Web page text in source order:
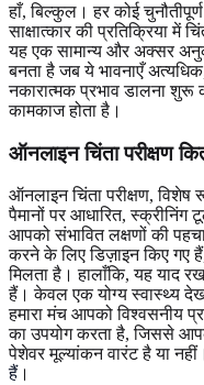
हाँ, बिल्कुल। हर कोई
साक्षात्कार की प्रतिक्रिया में
यह एक सामान्य और अक्सर
बनता है जब ये भावनाएँ
नकारात्मक प्रभाव डालना
कामकाज होता है।
ऑनलाइन चिंता परीक्षण
ऑनलाइन चिंता परीक्षण,
पैमानों पर आधारित,
आपको संभावित लक्षणों की
करने के लिए डिज़ाइन किए गए
मिलता है। हालाँकि, यह याद
हैं। केवल एक योग्य स्वास्थ्य
हमारा मंच आपको विश्वसनीय
का उपयोग करता है, जिससे
पेशेवर मूल्यांकन वारंट है या
हैं ।